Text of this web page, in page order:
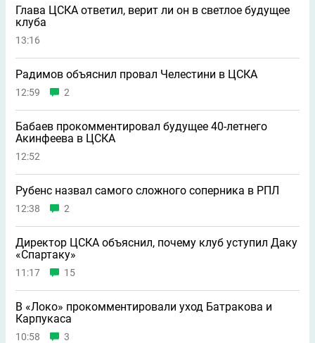
Глава ЦСКА ответил, верит ли он в светлое будущее
клуба
13:16
Радимов объяснил провал Челестини в ЦСКА
12:59 2
Бабаев прокомментировал будущее 40-летнего
Акинфеева в ЦСКА
12:52
Рубенс назвал самого сложного соперника в РПЛ
12:38 2
Директор ЦСКА объяснил, почему клуб уступил Даку
«Спартаку»
11:17 15
В «Локо» прокомментировали уход Батракова и
Карпукаса
10:58 3